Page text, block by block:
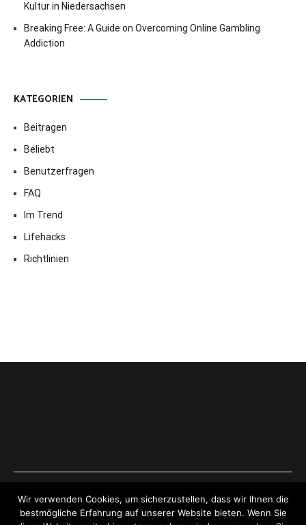
Kultur in Niedersachsen
Breaking Free: A Guide on Overcoming Online Gambling
Addiction
KATEGORIEN
Beitragen
Beliebt
Benutzerfragen
FAQ
Im Trend
Lifehacks
Richtlinien
Copyright © 2026ExpressAntworten.com . All rights reserved.
Theme:Cenote by ThemeGrill. Powered byWordPress .
Wir verwenden Cookies, um sicherzustellen, dass wir Ihnen die
bestmögliche Erfahrung auf unserer Website bieten. Wenn Sie